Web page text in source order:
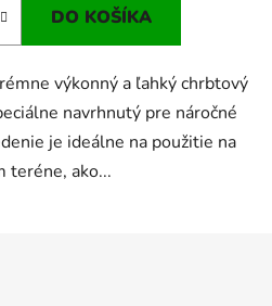
DO KOŠÍKA
výkonný a ľahký chrbtový
navrhnutý pre náročné
je ideálne na použitie na
teréne, ako...